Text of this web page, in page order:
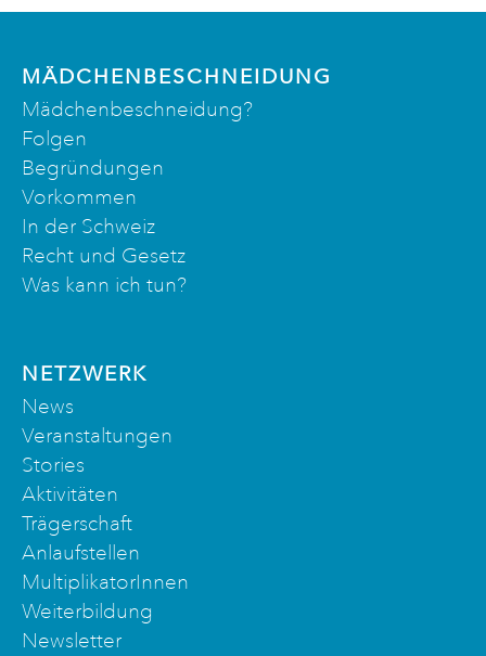
MÄDCHENBESCHNEIDUNG
Mädchenbeschneidung?
Folgen
Begründungen
Vorkommen
In der Schweiz
Recht und Gesetz
Was kann ich tun?
NETZWERK
News
Veranstaltungen
Stories
Aktivitäten
Trägerschaft
Anlaufstellen
MultiplikatorInnen
Weiterbildung
Newsletter